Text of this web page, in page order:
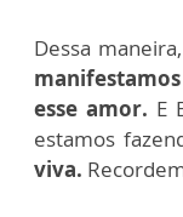
Dessa
esse amor. E
estamos
viva.